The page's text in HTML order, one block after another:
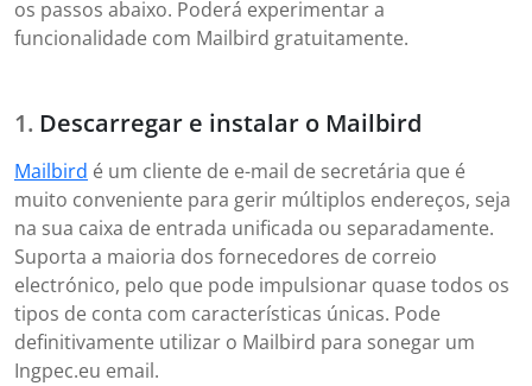
os passos abaixo. Poderá experimentar a
funcionalidade com Mailbird gratuitamente.
Descarregar e instalar o Mailbird
Mailbird é um cliente de e-mail de secretária que é
muito conveniente para gerir múltiplos endereços, seja
na sua caixa de entrada unificada ou separadamente.
Suporta a maioria dos fornecedores de correio
electrónico, pelo que pode impulsionar quase todos os
tipos de conta com características únicas. Pode
definitivamente utilizar o Mailbird para sonegar um
Ingpec.eu email.